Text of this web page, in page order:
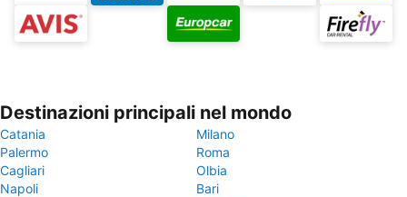
Destinazioni principali nel mondo
Catania
Milano
Palermo
Roma
Cagliari
Olbia
Napoli
Bari